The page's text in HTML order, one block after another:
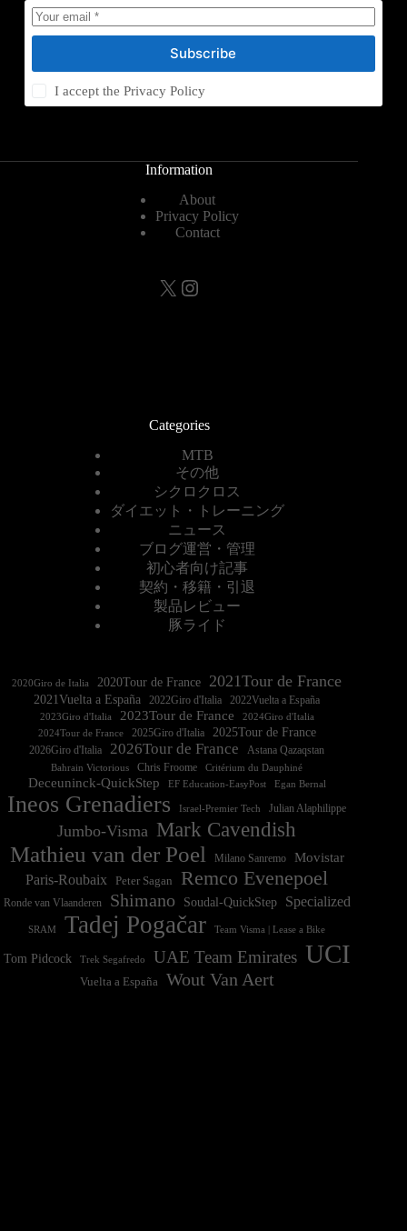
Subscribe
I accept thePrivacy Policy
Information
About
Privacy Policy
Contact
X Instagram
Categories
MTB
その他
シクロクロス
ダイエット・トレーニング
ニュース
ブログ運営・管理
初心者向け記事
契約・移籍・引退
製品レビュー
豚ライド
2020Giro de Italia 2020Tour de France 2021Tour de France
2021Vuelta a España 2022Vuelta a España
2023Giro d'Italia 2023Tour de France
2024Tour de France
2025Giro d'Italia 2025Tour de France
2026Giro d'Italia 2026Tour de France Astana Qazaqstan
Bahrain Victorious Chris Froome Critérium du Dauphiné
Deceuninck-QuickStep EF Education-EasyPost Egan Bernal
Ineos Grenadiers Israel-Premier Tech Julian Alaphilippe
Jumbo-Visma Mark Cavendish
Mathieu van der Poel Milano Sanremo
Movistar
Paris-Roubaix
Peter Sagan Remco Evenepoel
Ronde van Vlaanderen Shimano Soudal-QuickStep Specialized
SRAM Tadej Pogačar Team Visma | Lease a Bike
Tom Pidcock Trek Segafredo UAE Team Emirates UCI
Vuelta a España Wout Van Aert